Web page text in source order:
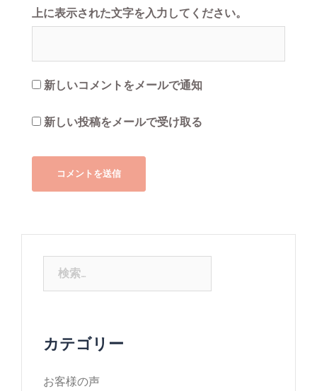
上に表示された文字を入力してください。
新しいコメントをメールで通知
新しい投稿をメールで受け取る
カテゴリー
お客様の声